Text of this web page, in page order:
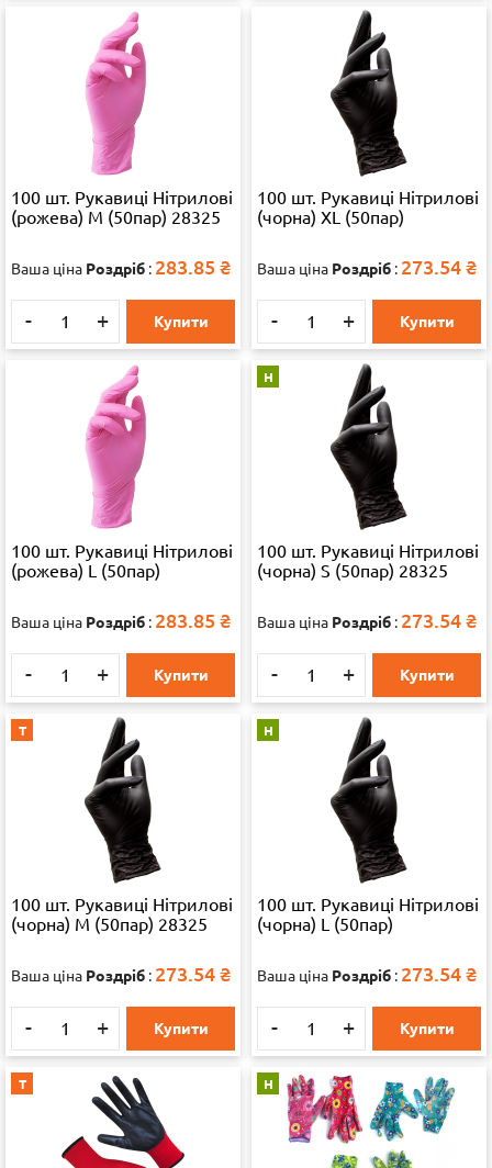
100 шт. Рукавиці Нітрилові
(рожева) M (50пар) 28325
Ваша ціна Роздріб : 283.85 ₴
- + Купити
100 шт. Рукавиці Нітрилові
(чорна) XL (50пар)
Ваша ціна Роздріб : 273.54 ₴
- + Купити
100 шт. Рукавиці Нітрилові
(рожева) L (50пар)
Ваша ціна Роздріб : 283.85 ₴
- + Купити
Н
100 шт. Рукавиці Нітрилові
(чорна) S (50пар) 28325
Ваша ціна Роздріб : 273.54 ₴
- + Купити
Т
100 шт. Рукавиці Нітрилові
(чорна) M (50пар) 28325
Ваша ціна Роздріб : 273.54 ₴
- + Купити
Н
100 шт. Рукавиці Нітрилові
(чорна) L (50пар)
Ваша ціна Роздріб : 273.54 ₴
- + Купити
Т Н